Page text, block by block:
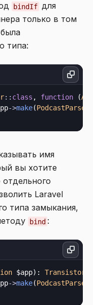
bindIf для
только в том
типа:
:: class , function (
->make(PodcastParser
имя
вы хотите
отдельного
Laravel
типа замыкания,
bind :
$app): Transistor
->make(PodcastParser